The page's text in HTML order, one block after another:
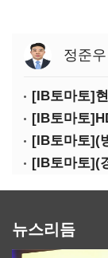
정준우
뉴스리듬